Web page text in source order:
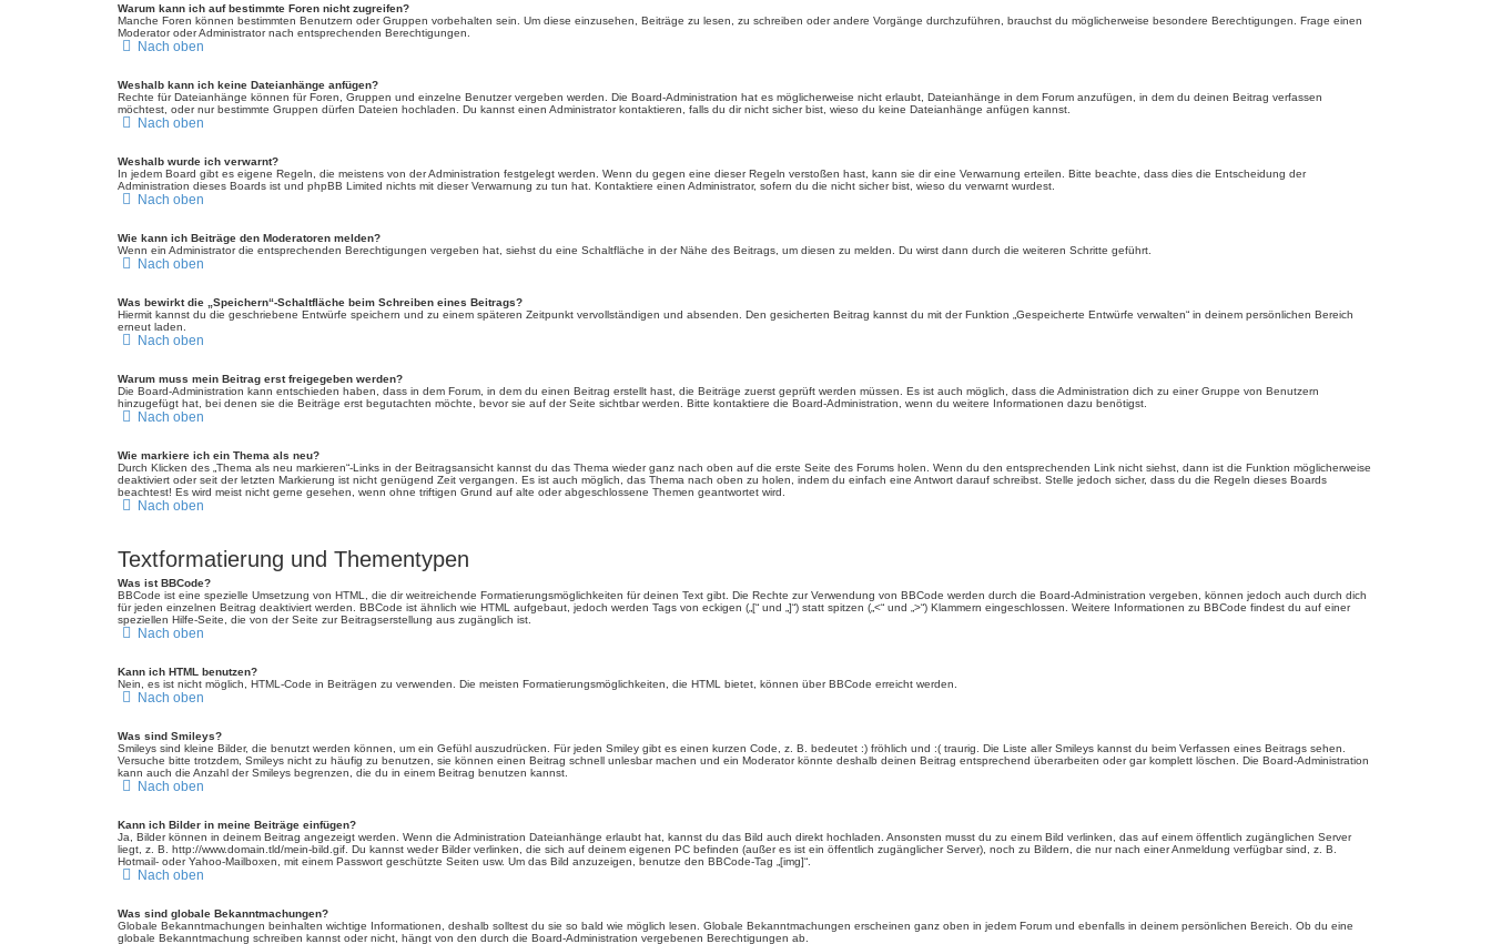
Warum kann ich auf bestimmte Foren nicht zugreifen?
Manche Foren können bestimmten Benutzern oder Gruppen vorbehalten sein. Um diese einzusehen, Beiträge zu lesen, zu schreiben oder andere Vorgänge durchzuführen, brauchst du möglicherweise besondere Berechtigungen. Frage einen
Moderator oder Administrator nach entsprechenden Berechtigungen.
Nach oben
Weshalb kann ich keine Dateianhänge anfügen?
Rechte für Dateianhänge können für Foren, Gruppen und einzelne Benutzer vergeben werden. Die Board-Administration hat es möglicherweise nicht erlaubt, Dateianhänge in dem Forum anzufügen, in dem du deinen Beitrag verfassen
möchtest, oder nur bestimmte Gruppen dürfen Dateien hochladen. Du kannst einen Administrator kontaktieren, falls du dir nicht sicher bist, wieso du keine Dateianhänge anfügen kannst.
Nach oben
Weshalb wurde ich verwarnt?
In jedem Board gibt es eigene Regeln, die meistens von der Administration festgelegt werden. Wenn du gegen eine dieser Regeln verstoßen hast, kann sie dir eine Verwarnung erteilen. Bitte beachte, dass dies die Entscheidung der
Administration dieses Boards ist und phpBB Limited nichts mit dieser Verwarnung zu tun hat. Kontaktiere einen Administrator, sofern du die nicht sicher bist, wieso du verwarnt wurdest.
Nach oben
Wie kann ich Beiträge den Moderatoren melden?
Wenn ein Administrator die entsprechenden Berechtigungen vergeben hat, siehst du eine Schaltfläche in der Nähe des Beitrags, um diesen zu melden. Du wirst dann durch die weiteren Schritte geführt.
Nach oben
Was bewirkt die „Speichern“-Schaltfläche beim Schreiben eines Beitrags?
Hiermit kannst du die geschriebene Entwürfe speichern und zu einem späteren Zeitpunkt vervollständigen und absenden. Den gesicherten Beitrag kannst du mit der Funktion „Gespeicherte Entwürfe verwalten“ in deinem persönlichen Bereich
erneut laden.
Nach oben
Warum muss mein Beitrag erst freigegeben werden?
Die Board-Administration kann entschieden haben, dass in dem Forum, in dem du einen Beitrag erstellt hast, die Beiträge zuerst geprüft werden müssen. Es ist auch möglich, dass die Administration dich zu einer Gruppe von Benutzern
hinzugefügt hat, bei denen sie die Beiträge erst begutachten möchte, bevor sie auf der Seite sichtbar werden. Bitte kontaktiere die Board-Administration, wenn du weitere Informationen dazu benötigst.
Nach oben
Wie markiere ich ein Thema als neu?
Durch Klicken des „Thema als neu markieren“-Links in der Beitragsansicht kannst du das Thema wieder ganz nach oben auf die erste Seite des Forums holen. Wenn du den entsprechenden Link nicht siehst, dann ist die Funktion möglicherweise
deaktiviert oder seit der letzten Markierung ist nicht genügend Zeit vergangen. Es ist auch möglich, das Thema nach oben zu holen, indem du einfach eine Antwort darauf schreibst. Stelle jedoch sicher, dass du die Regeln dieses Boards
beachtest! Es wird meist nicht gerne gesehen, wenn ohne triftigen Grund auf alte oder abgeschlossene Themen geantwortet wird.
Nach oben
Textformatierung und Thementypen
Was ist BBCode?
BBCode ist eine spezielle Umsetzung von HTML, die dir weitreichende Formatierungsmöglichkeiten für deinen Text gibt. Die Rechte zur Verwendung von BBCode werden durch die Board-Administration vergeben, können jedoch auch durch dich
für jeden einzelnen Beitrag deaktiviert werden. BBCode ist ähnlich wie HTML aufgebaut, jedoch werden Tags von eckigen („[“ und „]“) statt spitzen („<“ und „>“) Klammern eingeschlossen. Weitere Informationen zu BBCode findest du auf einer
speziellen Hilfe-Seite, die von der Seite zur Beitragserstellung aus zugänglich ist.
Nach oben
Kann ich HTML benutzen?
Nein, es ist nicht möglich, HTML-Code in Beiträgen zu verwenden. Die meisten Formatierungsmöglichkeiten, die HTML bietet, können über BBCode erreicht werden.
Nach oben
Was sind Smileys?
Smileys sind kleine Bilder, die benutzt werden können, um ein Gefühl auszudrücken. Für jeden Smiley gibt es einen kurzen Code, z. B. bedeutet :) fröhlich und :( traurig. Die Liste aller Smileys kannst du beim Verfassen eines Beitrags sehen.
Versuche bitte trotzdem, Smileys nicht zu häufig zu benutzen, sie können einen Beitrag schnell unlesbar machen und ein Moderator könnte deshalb deinen Beitrag entsprechend überarbeiten oder gar komplett löschen. Die Board-Administration
kann auch die Anzahl der Smileys begrenzen, die du in einem Beitrag benutzen kannst.
Nach oben
Kann ich Bilder in meine Beiträge einfügen?
Ja, Bilder können in deinem Beitrag angezeigt werden. Wenn die Administration Dateianhänge erlaubt hat, kannst du das Bild auch direkt hochladen. Ansonsten musst du zu einem Bild verlinken, das auf einem öffentlich zugänglichen Server
liegt, z. B. http://www.domain.tld/mein-bild.gif. Du kannst weder Bilder verlinken, die sich auf deinem eigenen PC befinden (außer es ist ein öffentlich zugänglicher Server), noch zu Bildern, die nur nach einer Anmeldung verfügbar sind, z. B.
Hotmail- oder Yahoo-Mailboxen, mit einem Passwort geschützte Seiten usw. Um das Bild anzuzeigen, benutze den BBCode-Tag „[img]“.
Nach oben
Was sind globale Bekanntmachungen?
Globale Bekanntmachungen beinhalten wichtige Informationen, deshalb solltest du sie so bald wie möglich lesen. Globale Bekanntmachungen erscheinen ganz oben in jedem Forum und ebenfalls in deinem persönlichen Bereich. Ob du eine
globale Bekanntmachung schreiben kannst oder nicht, hängt von den durch die Board-Administration vergebenen Berechtigungen ab.